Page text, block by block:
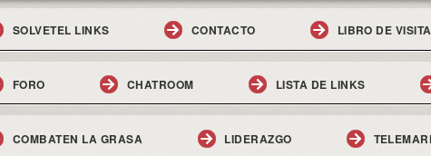
SOLVETEL LINKS CONTACTO LIBRO DE
FORO CHATROOM LISTA DE LINKS
COMBATEN LA GRASA LIDERAZGO